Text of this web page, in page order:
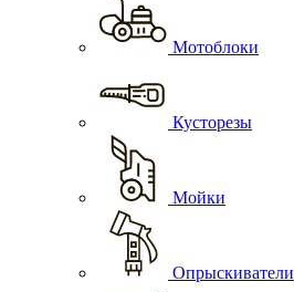
Мотоблоки
Кусторезы
Мойки
Опрыскиватели